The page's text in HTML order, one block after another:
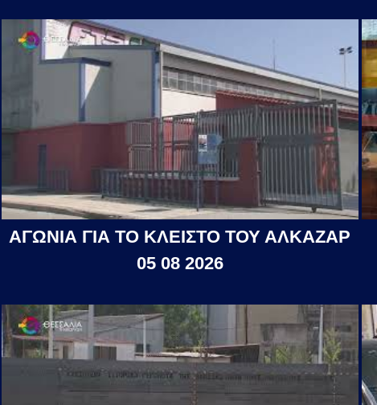
ΑΓΩΝΙΑ ΓΙΑ ΤΟ ΚΛΕΙΣΤΟ ΤΟΥ ΑΛΚΑΖΑΡ
05 08 2026